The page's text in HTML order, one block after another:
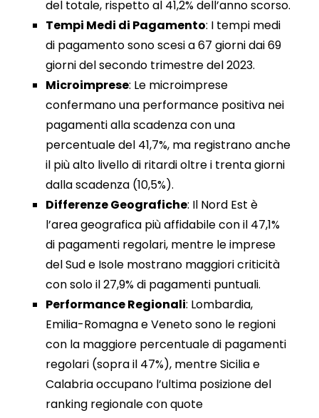
del totale, rispetto al 41,2% dell’anno scorso.
Tempi Medi di Pagamento: I tempi medi
di pagamento sono scesi a 67 giorni dai 69
giorni del secondo trimestre del 2023.
Microimprese: Le microimprese
confermano una performance positiva nei
pagamenti alla scadenza con una
percentuale del 41,7%, ma registrano anche
il più alto livello di ritardi oltre i trenta giorni
dalla scadenza (10,5%).
Differenze Geografiche: Il Nord Est è
l’area geografica più affidabile con il 47,1%
di pagamenti regolari, mentre le imprese
del Sud e Isole mostrano maggiori criticità
con solo il 27,9% di pagamenti puntuali.
Performance Regionali: Lombardia,
Emilia-Romagna e Veneto sono le regioni
con la maggiore percentuale di pagamenti
regolari (sopra il 47%), mentre Sicilia e
Calabria occupano l’ultima posizione del
ranking regionale con quote